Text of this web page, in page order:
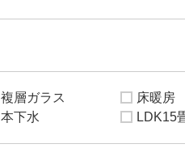
複層ガラス 床暖房
本下水 LDK15